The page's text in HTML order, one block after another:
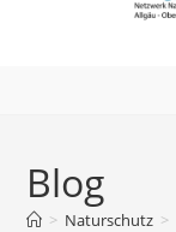
Blog
> Naturschutz >